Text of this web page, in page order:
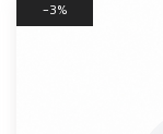
3%